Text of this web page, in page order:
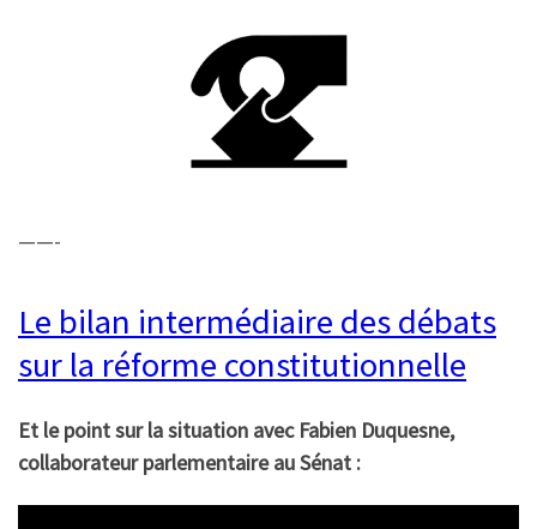
——-
Le bilan intermédiaire des débats
sur la réforme constitutionnelle
Et le point sur la situation avec Fabien Duquesne,
collaborateur parlementaire au Sénat :